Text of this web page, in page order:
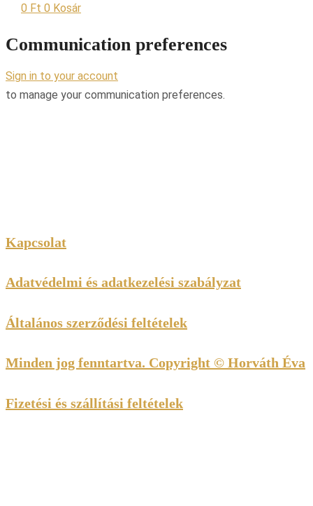
0 Ft 0 Kosár
Communication preferences
Sign in to your account
to manage your communication preferences.
Kapcsolat
Adatvédelmi és adatkezelési szabályzat
Általános szerződési feltételek
Minden jog fenntartva. Copyright © Horváth Éva
Fizetési és szállítási feltételek